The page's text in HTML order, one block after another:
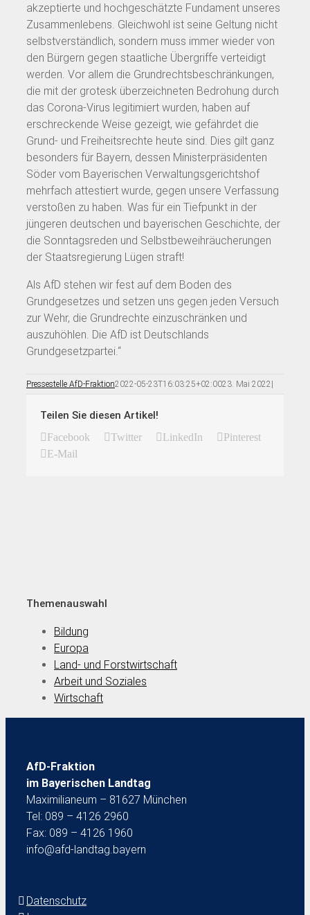
akzeptierte und hochgeschätzte Fundament unseres
Zusammenlebens. Gleichwohl ist seine Geltung nicht
selbstverständlich, sondern muss immer wieder von
den Bürgern gegen staatliche Übergriffe verteidigt
werden. Vor allem die Grundrechtsbeschränkungen,
die mit der grotesk überzeichneten Bedrohung durch
das Corona-Virus legitimiert wurden, haben auf
erschreckende Weise gezeigt, wie gefährdet die
Grund- und Freiheitsrechte heute sind. Dies gilt ganz
besonders für Bayern, dessen Ministerpräsidenten
Söder vom Bayerischen Verwaltungsgerichtshof
mehrfach attestiert wurde, gegen unsere Verfassung
verstoßen zu haben. Was für ein Tiefpunkt in der
jüngeren deutschen und bayerischen Geschichte, der
die Sonntagsreden und Selbstbeweihräucherungen
der Staatsregierung Lügen straft!
Als AfD stehen wir fest auf dem Boden des
Grundgesetzes und setzen uns gegen jeden Versuch
zur Wehr, die Grundrechte einzuschränken und
auszuhöhlen. Die AfD ist Deutschlands
Grundgesetzpartei.“
Pressestelle AfD-Fraktion2022-05-23T16:03:25+02:0023. Mai 2022 |
Teilen Sie diesen Artikel!
Facebook Twitter LinkedIn
Pinterest
E-Mail
Themenauswahl
Bildung
Europa
Land- und Forstwirtschaft
Arbeit und Soziales
Wirtschaft
AfD-Fraktion
im Bayerischen Landtag
Maximilianeum – 81627 München
Tel: 089 – 4126 2960
Fax: 089 – 4126 1960
info@afd-landtag.bayern
Datenschutz